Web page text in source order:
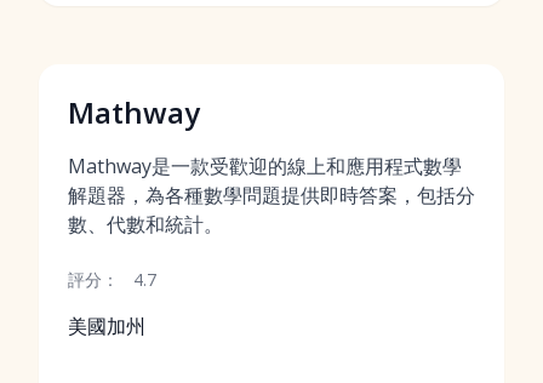
Mathway
Mathway是一款受歡迎的線上和應用程式數學
解題器，為各種數學問題提供即時答案，包括分
數、代數和統計。
評分： 4.7
美國加州